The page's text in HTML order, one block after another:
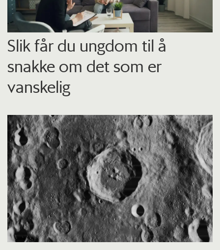
Slik får du ungdom til å
snakke om det som er
vanskelig